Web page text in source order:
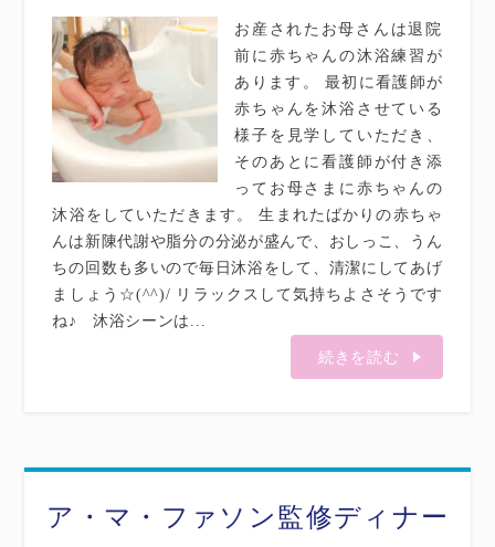
お産されたお母さんは退院
前に赤ちゃんの沐浴練習が
あります。 最初に看護師が
赤ちゃんを沐浴させている
様子を見学していただき、
そのあとに看護師が付き添
ってお母さまに赤ちゃんの
沐浴をしていただきます。 生まれたばかりの赤ちゃ
んは新陳代謝や脂分の分泌が盛んで、おしっこ、うん
ちの回数も多いので毎日沐浴をして、清潔にしてあげ
ましょう☆(^^)/ リラックスして気持ちよさそうです
ね♪ 沐浴シーンは...
続きを読む
ア・マ・ファソン監修ディナー